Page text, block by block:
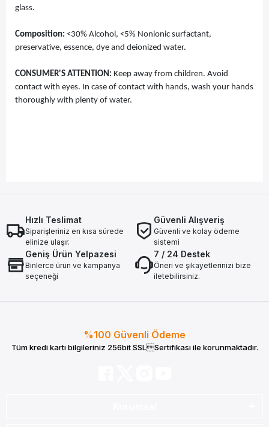
glass.
Composition: <30% Alcohol, <5% Nonionic surfactant,
preservative, essence, dye and deionized water.
CONSUMER'S ATTENTION: Keep away from children. Avoid
contact with eyes. In case of contact with hands, wash your hands
thoroughly with plenty of water.
Hızlı Teslimat
Siparişleriniz en kısa sürede
elinize ulaşır.
Güvenli Alışveriş
Güvenli ve kolay ödeme
sistemi
Geniş Ürün Yelpazesi
Binlerce ürün ve kampanya
seçeneği
7 / 24 Destek
Öneri ve şikayetlerinizi bize
iletebilirsiniz.
%100 Güvenli Ödeme
Tüm kredi kartı bilgileriniz 256bit SSLSertifikası ile korunmaktadır.